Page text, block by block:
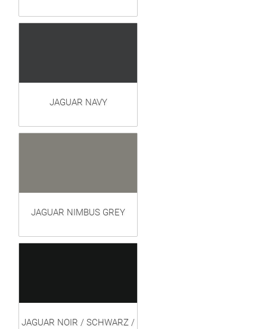
JAGUAR NAVY
JAGUAR NIMBUS GREY
JAGUAR NOIR / SCHWARZ /